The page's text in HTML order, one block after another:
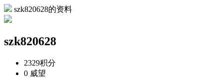
szk820628的资料
szk820628
2329积分
0 威望